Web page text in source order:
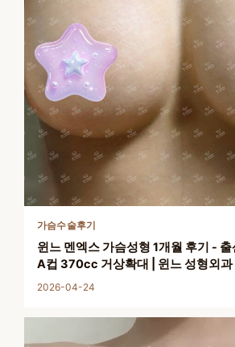
가슴수술후기
윈느 멘엑스 가슴성형 1개월 후기 -
A컵 370cc 거상확대 | 윈느 성형외과
2026-04-24